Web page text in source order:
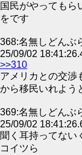
国民がやっても
をです
368:名無しどんぶ
25/09/02
>>310
アメリカとの交渉
から移民いれよう
369:名無しどんぶ
25/09/02
聞く耳持ってない
コイツら